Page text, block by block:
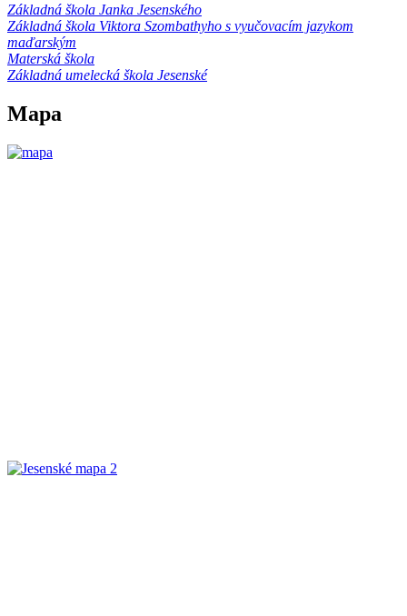
Základná škola Janka Jesenského
Základná škola Viktora Szombathyho s vyučovacím jazykom
maďarským
Materská škola
Základná umelecká škola Jesenské
Mapa